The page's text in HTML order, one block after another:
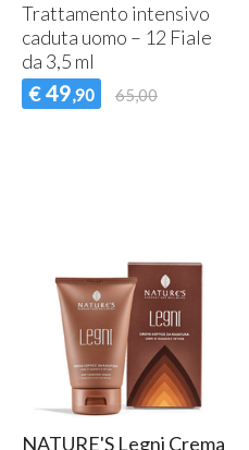
Trattamento intensivo
caduta uomo – 12 Fiale
da 3,5 ml
€ 49,90 65,00
NATURE'S Legni Crema